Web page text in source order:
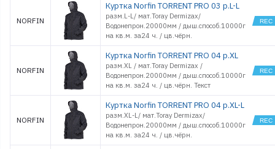
NORFIN
Куртка Norfin TORRENT PRO 03 р.L-L
разм.L-L/ мат.Toray Dermizax/
Водонепрон.20000мм / дыш.способ.10000г
на кв.м. за24 ч. / цв.чёрн.
NORFIN
Куртка Norfin TORRENT PRO 04 р.XL
разм.XL / мат.Toray Dermizax /
Водонепрон.20000мм / дыш.способ.10000г
на кв.м. за24 ч. / цв.чёрн. Текст
NORFIN
Куртка Norfin TORRENT PRO 04 р.XL-L
разм.XL-L/ мат.Toray Dermizax/
Водонепрон.20000мм / дыш.способ.10000г
на кв.м. за24 ч. / цв.чёрн.